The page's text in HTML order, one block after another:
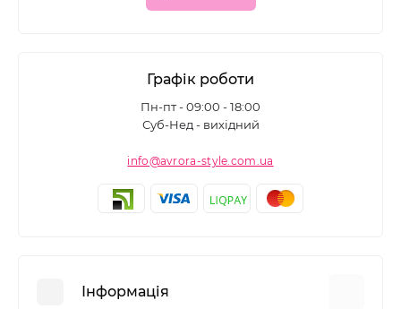
Графік роботи
Пн-пт - 09:00 - 18:00
Суб-Нед - вихідний
info@avrora-style.com.ua
Інформація